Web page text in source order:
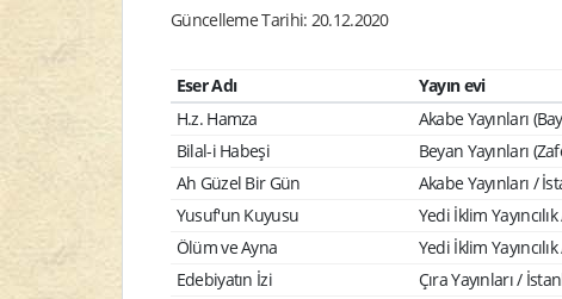
Güncelleme Tarihi: 20.12.2020
Eser Adı Yayın evi
H.z. Hamza
Akabe Yayınları
Bilal-i Habeşi
Beyan Yayınları
Ah Güzel Bir Gün
Akabe Yayınları /
Yusuf'un Kuyusu
Yedi İklim
Ölüm ve Ayna
Yedi İklim
Edebiyatın İzi
Çıra Yayınları /